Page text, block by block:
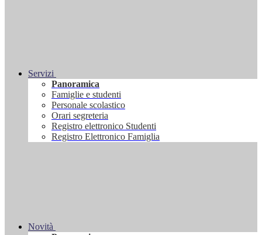
Servizi
Panoramica
Famiglie e studenti
Personale scolastico
Orari segreteria
Registro elettronico Studenti
Registro Elettronico Famiglia
Novità